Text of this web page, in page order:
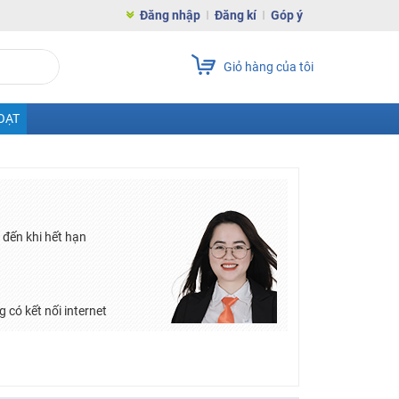
Đăng nhập Đăng kí Góp ý
Giỏ hàng của tôi
khi hết hạn
có kết nối internet